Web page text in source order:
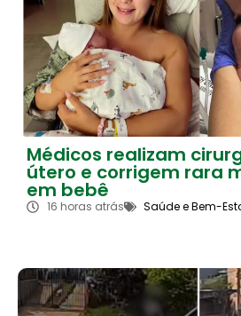
Médicos realizam
útero e corrigem rara
em bebê
16 horas atrás Saúde e Bem-